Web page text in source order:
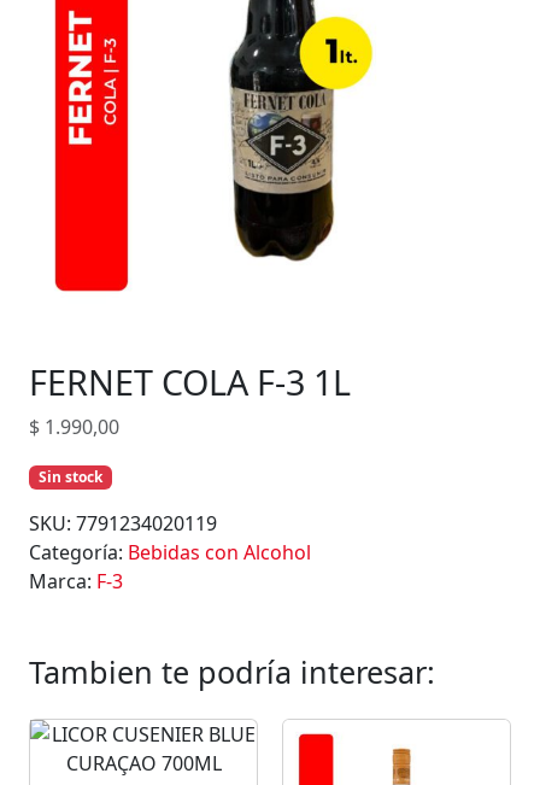
FERNET COLA F-3 1L
$ 1.990,00
Sin stock
SKU: 7791234020119
Categoría: Bebidas con Alcohol
Marca: F-3
Tambien te podría interesar: